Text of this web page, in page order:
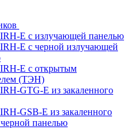
E с излучающей панелью
E с черной излучающей
E с открытым
(ТЭН)
GTG-E из закаленного
GSB-E из закаленного
черной панелью